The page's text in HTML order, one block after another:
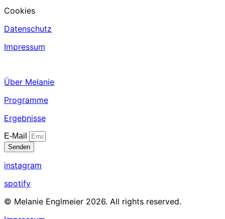
Cookies
Datenschutz
Impressum
Über Melanie
Programme
Ergebnisse
E-Mail
Senden
instagram
spotify
© Melanie Englmeier 2026. All rights reserved.